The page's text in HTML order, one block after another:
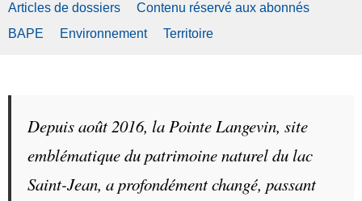
Articles de dossiers
Contenu réservé aux abonnés
BAPE
Environnement Territoire
Depuis août 2016, la Pointe Langevin, site
emblématique du patrimoine naturel du lac
Saint-Jean, a profondément changé, passant